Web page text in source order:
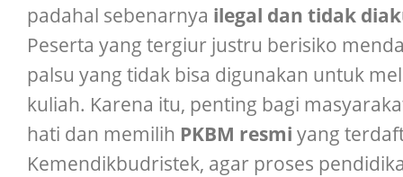
padahal sebenarnya ilegal dan tidak
Peserta yang tergiur justru berisiko
palsu yang tidak bisa digunakan untuk
kuliah. Karena itu, penting bagi
hati dan memilih PKBM resmi yang
Kemendikbudristek, agar proses